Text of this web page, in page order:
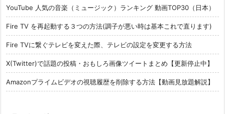
YouTube 人気の音楽（ミュージック）ランキング 動画TOP30（日本）
Fire TV を再起動する３つの方法(調子が悪い時は基本これで直ります)
Fire TVに繋ぐテレビを変えた際、テレビの設定を変更する方法
X(Twitter)で話題の投稿・おもしろ画像ツイートまとめ【更新停止中】
Amazonプライムビデオの視聴履歴を削除する方法【動画見放題解説】